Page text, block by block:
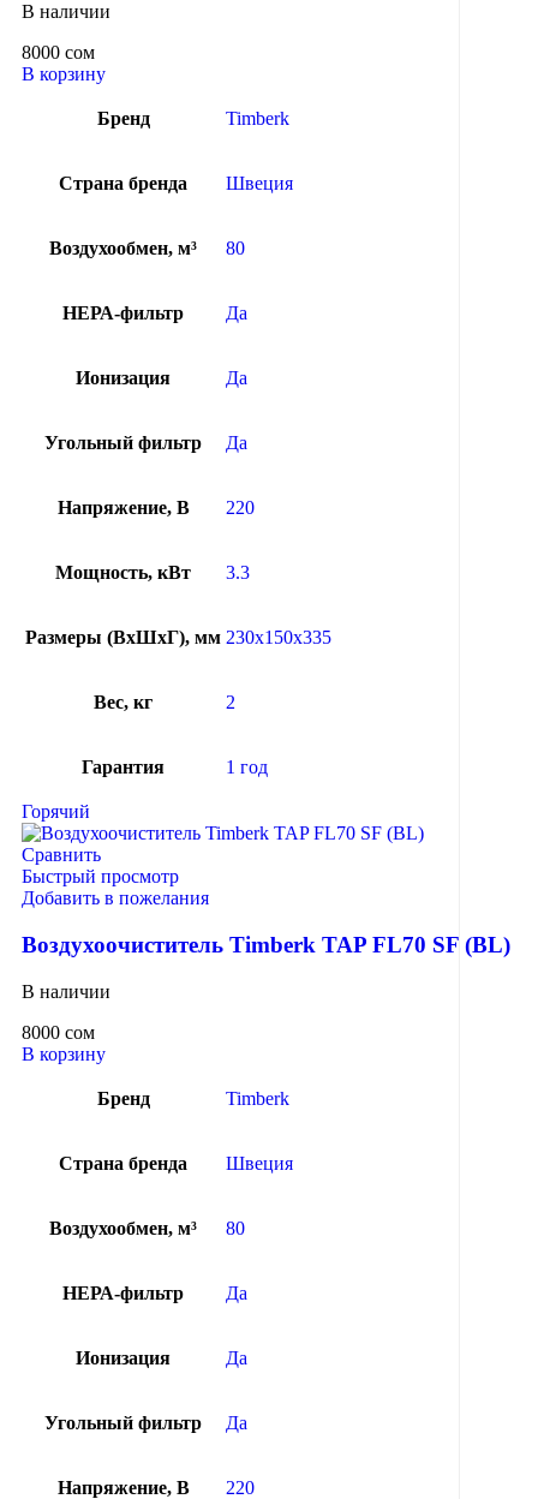
В наличии
8000 сом
В корзину
Бренд Timberk
Страна бренда Швеция
Воздухообмен, м³ 80
НЕРА-фильтр Да
Ионизация Да
Угольный фильтр Да
Напряжение, В 220
Мощность, кВт 3.3
Размеры (ВхШхГ), мм 230x150x335
Вес, кг 2
Гарантия 1 год
Горячий
Сравнить
Быстрый просмотр
Добавить в пожелания
Воздухоочиститель Timberk TAP FL70 SF (BL)
В наличии
8000 сом
В корзину
Бренд Timberk
Страна бренда Швеция
Воздухообмен, м³ 80
НЕРА-фильтр Да
Ионизация Да
Угольный фильтр Да
Напряжение, В 220